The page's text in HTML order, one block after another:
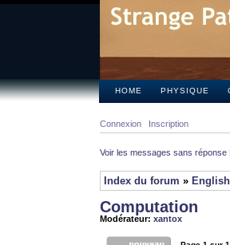
HOME PHYSIQUE
Connexion Inscription
Voir les messages sans réponse
Index du forum » English
Computation
Modérateur: xantox